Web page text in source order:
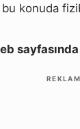
bu konuda
REKLAM